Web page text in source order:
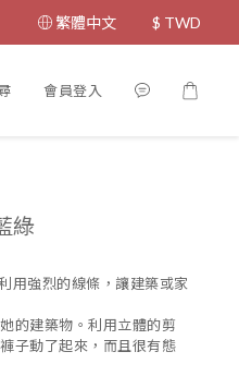
繁體中文 $ TWD
會員登入
綠
用強烈的線條，讓建築或家
的建築物。利用立體的剪
子動了起來，而且很有態